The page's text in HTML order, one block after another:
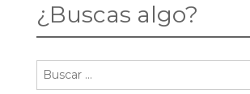
¿Buscas algo?